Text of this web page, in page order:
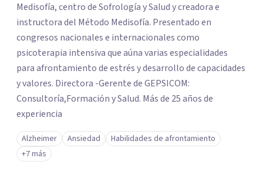
Medisofía, centro de Sofrología y Salud y creadora e
instructora del Método Medisofía. Presentado en
congresos nacionales e internacionales como
psicoterapia intensiva que aúna varias especialidades
para afrontamiento de estrés y desarrollo de capacidades
y valores. Directora -Gerente de GEPSICOM:
Consultoría,Formación y Salud. Más de 25 años de
experiencia
Alzheimer Ansiedad
Habilidades de afrontamiento
+7 más